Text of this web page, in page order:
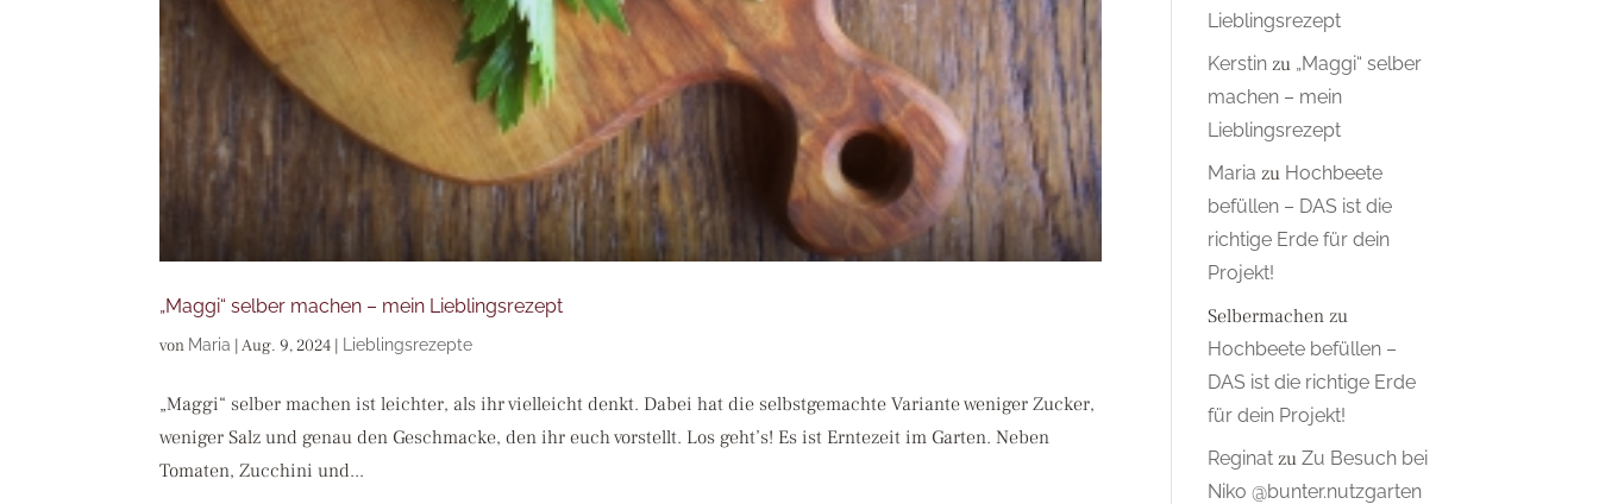
„Maggi“ selber machen – mein Lieblingsrezept
von Maria |Aug. 9, 2024 | Lieblingsrezepte
„Maggi“ selber machen ist leichter, als ihr vielleicht denkt. Dabei hat die selbstgemachte Variante weniger Zucker,
weniger Salz und genau den Geschmacke, den ihr euch vorstellt. Los geht’s! Es ist Erntezeit im Garten. Neben
Tomaten, Zucchini und...
Lieblingsrezept
Kerstin zu „Maggi“ selber
machen – mein
Lieblingsrezept
Maria zu Hochbeete
befüllen – DAS ist die
richtige Erde für dein
Projekt!
Selbermachen zu
Hochbeete befüllen –
DAS ist die richtige Erde
für dein Projekt!
Reginat zuZu Besuch bei
Niko @bunter.nutzgarten